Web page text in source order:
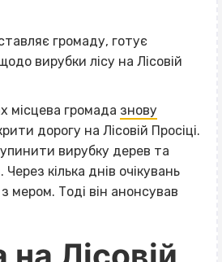
громаду, готує
вирубки лісу на Лісовій
місцева громада знову
дорогу на Лісовій Просіці.
вирубку дерев та
кілька днів очікувань
мером. Тоді він анонсував